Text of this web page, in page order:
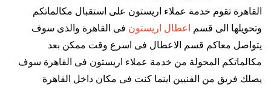
القاهرة تقوم خدمة عملاء اريستون على استقبال مكالماتكم
وتحويلها الى قسم
اعطال اريستون فى القاهرة والذى سوف
يتواصل معاكم قسم الاعطال فى اسرع وقت ممكن بعد
مكالماتكم المحولة من خدمة عملاء اريستون فى القاهرة سوف
يصلك فريق من الفنيين اينما كنت فى مكان داخل القاهرة